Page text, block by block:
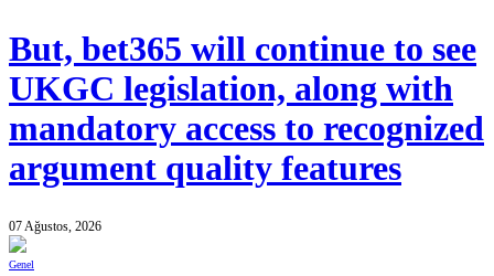
But, bet365 will continue to see
UKGC legislation, along with
mandatory access to recognized
argument quality features
07 Ağustos, 2026
Genel